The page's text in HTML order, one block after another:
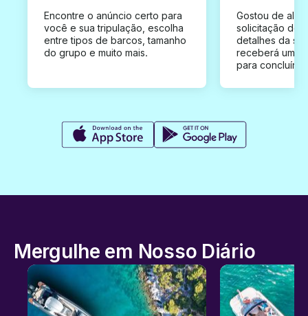
Encontre o anúncio certo para
você e sua tripulação, escolha
entre tipos de barcos, tamanho
do grupo e muito mais.
Gostou de
solicitação de
detalhes da
receberá uma
para concluír a
Mergulhe em Nosso Diário